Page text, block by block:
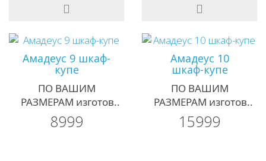
Амадеус 9 шкаф-
купе
ПО ВАШИМ
РАЗМЕРАМ изготов..
8999
Амадеус 10
шкаф-купе
ПО ВАШИМ
РАЗМЕРАМ изготов..
15999